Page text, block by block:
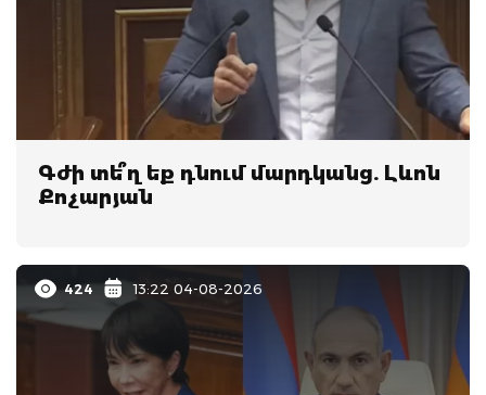
Գժի տե՞ղ եք դնում մարդկանց. Լևոն
Քոչարյան
424 13:22 04-08-2026